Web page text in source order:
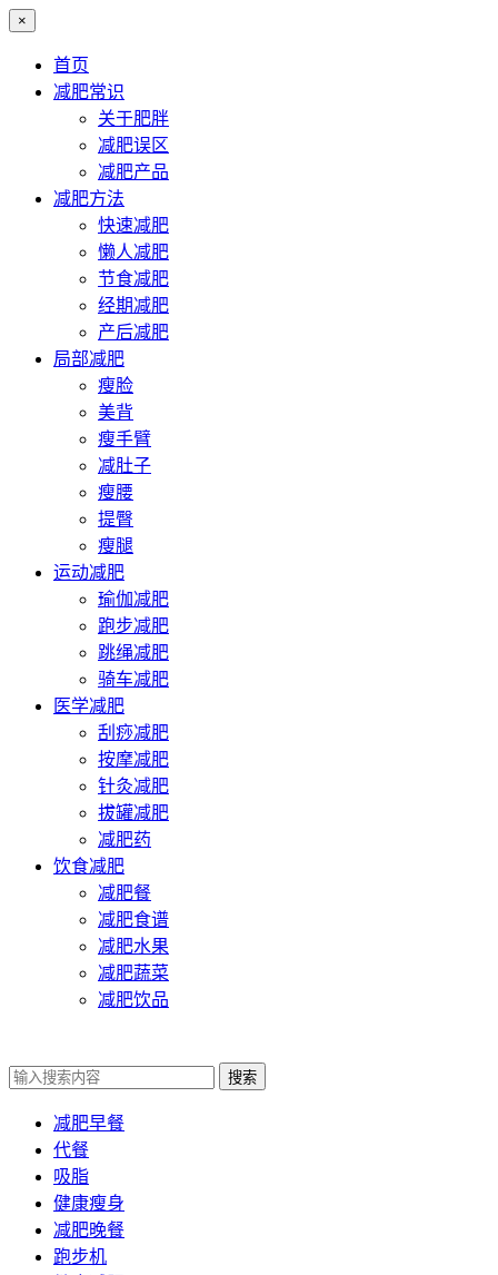
×
首页
减肥常识
关于肥胖
减肥误区
减肥产品
减肥方法
快速减肥
懒人减肥
节食减肥
经期减肥
产后减肥
局部减肥
瘦脸
美背
瘦手臂
减肚子
瘦腰
提臀
瘦腿
运动减肥
瑜伽减肥
跑步减肥
跳绳减肥
骑车减肥
医学减肥
刮痧减肥
按摩减肥
针灸减肥
拔罐减肥
减肥药
饮食减肥
减肥餐
减肥食谱
减肥水果
减肥蔬菜
减肥饮品
搜索
减肥早餐
代餐
吸脂
健康瘦身
减肥晚餐
跑步机